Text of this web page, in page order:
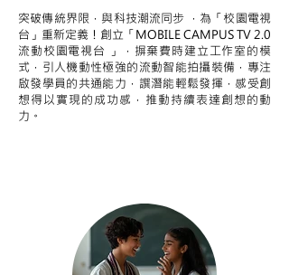
突破傳統界限，與科技潮流同步 ，為「校園電視
台」重新定義！創立「MOBILE CAMPUS TV 2.0
流動校園電視台 」，摒棄費時建立工作室的模
式，引人機動性極強的流動智能拍攝裝備，專注
啟發學員的共通能力，譔潛能輕鬆發揮，感受創
想得以實現的成功感，推動持續表達創想的動
力。